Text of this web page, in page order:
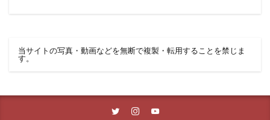
当サイトの写真・動画などを無断で複製・転用することを禁じま
す。